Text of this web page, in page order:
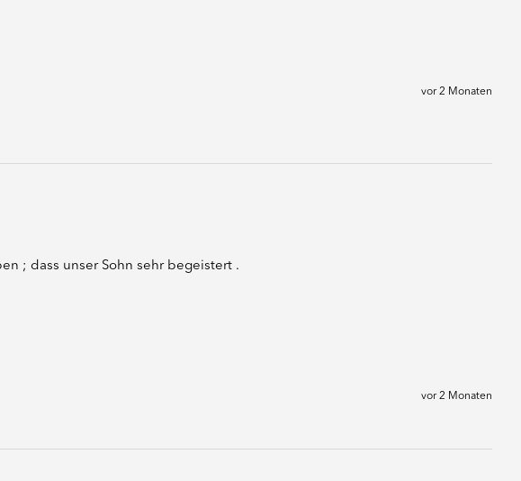
vor 2 Monaten
; dass unser Sohn sehr begeistert .
vor 2 Monaten